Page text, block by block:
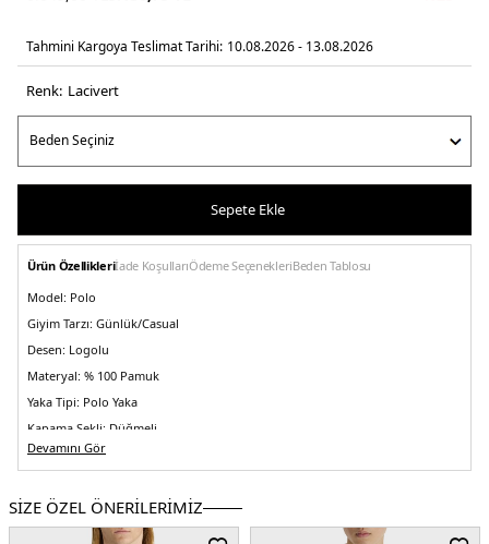
Tahmini Kargoya Teslimat Tarihi: 10.08.2026 - 13.08.2026
Renk: laci̇vert
Sepete Ekle
Ürün Özellikleriİade KoşullarıÖdeme SeçenekleriBeden Tablosu
Model: Polo
Giyim Tarzı: Günlük/Casual
Desen: Logolu
Materyal: % 100 Pamuk
Yaka Tipi: Polo Yaka
Kapama Şekli: Düğmeli
Kol Tipi:Kısa Kol
Boy:Standart
Kalıp Bilgisi:Regular Fit
Devamını Gör
SİZE ÖZEL ÖNERİLERİMİZ